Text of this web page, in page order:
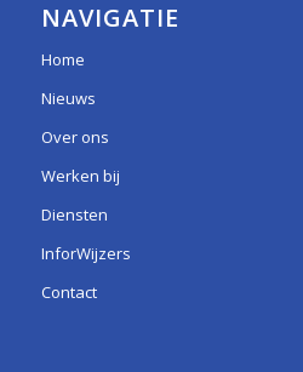
NAVIGATIE
Home
Nieuws
Over ons
Werken bij
Diensten
InforWijzers
Contact